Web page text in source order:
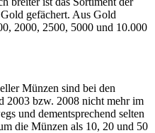
gefächert. Aus Gold
2000, 2500, 5000 und 10.000
Münzen sind bei den
2003 bzw. 2008 nicht mehr im
und dementsprechend selten
die Münzen als 10, 20 und 50